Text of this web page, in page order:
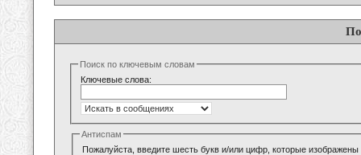
Поиск по ключевым словам
Ключевые слова:
Антиспам
Пожалуйста, введите шесть букв и/или цифр, которые изображены